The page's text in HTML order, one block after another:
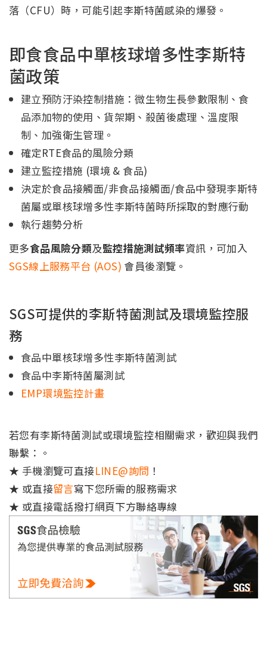
落（CFU）時，可能引起李斯特菌感染的爆發。
即食食品中單核球增多性李斯特
菌政策
建立預防汙染控制措施：微生物生長參數限制、食
品添加物的使用、貨架期、殺菌後處理、溫度限
制、加強衛生管理。
確定RTE食品的風險分類
建立監控措施 (環境 & 食品)
決定於食品接觸面/非食品接觸面/食品中發現李斯特
菌屬或單核球增多性李斯特菌時所採取的對應行動
執行趨勢分析
更多食品風險分類及監控措施測試頻率資訊，可加入
SGS線上服務平台 (AOS) 會員後瀏覽。
SGS可提供的李斯特菌測試及環境監控服
務
食品中單核球增多性李斯特菌測試
食品中李斯特菌屬測試
EMP環境監控計畫
若您有李斯特菌測試或環境監控相關需求，歡迎與我們
聯繫：。
★ 手機瀏覽可直接LINE@詢問 ！
★ 或直接留言寫下您所需的服務需求
★ 或直接電話撥打網頁下方聯絡專線